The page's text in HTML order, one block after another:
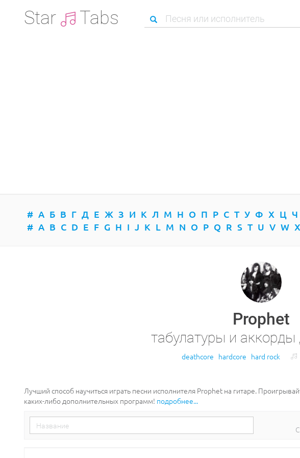
Star Tabs
# А Б В Г Д Е Ж З И К Л М Н О П Р С Т У Ф Х Ц Ч
# A B C D E F G H I J K L M N O P Q R S T U V W X
Prophet
табулатуры и аккорды
deathcore hardcore hard rock
Лучший способ научиться играть песни исполнителя Prophet на гитаре.
каких-либо дополнительных программ! подробнее...